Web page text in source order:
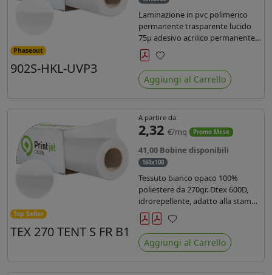
Phaseout
902S-HKL-UVP3
Laminazione in pvc polimerico
permanente trasparente lucido
75µ adesivo acrilico permanente
durata 5 anni con filtro uv, carta
kraft. Ideale per stampe con
inchiostro ecosolvente, UV e latex.
Preferiti
Aggiungi al Carrello
Top Seller
TEX 270 TENT S FR B1
A partire da:
2,32 €/mq Promo Mese
41,00 Bobine disponibili
160x100
Tessuto bianco opaco 100%
poliestere da 270gr. Dtex 600D,
idrorepellente, adatto alla stampa
solvente, ecosolvente, uv, latex (di
terza generazione). Ideale per
tende ,coperture gazebo, prodotti
gonfiabili o cuscini di
Preferiti
Aggiungi al Carrello